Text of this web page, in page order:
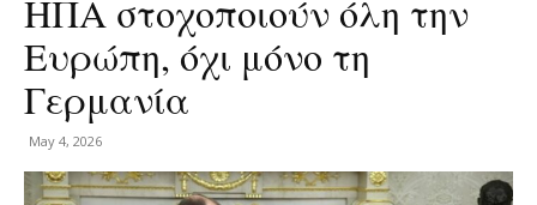
ΗΠΑ στοχοποιούν όλη την
Ευρώπη, όχι μόνο τη
Γερμανία
May 4, 2026